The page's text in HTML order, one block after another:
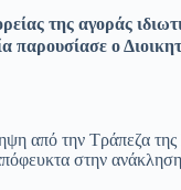
της αγοράς
παρουσίασε ο
από την Τράπεζα
στην